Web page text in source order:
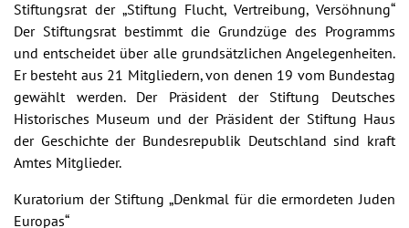
Stiftungsrat der „Stiftung Flucht, Vertreibung, Versöhnung“
Der Stiftungsrat bestimmt die Grundzüge des Programms
und entscheidet über alle grundsätzlichen Angelegenheiten.
Er besteht aus 21 Mitgliedern, von denen 19 vom Bundestag
gewählt werden. Der Präsident der Stiftung Deutsches
Historisches Museum und der Präsident der Stiftung Haus
der Geschichte der Bundesrepublik Deutschland sind kraft
Amtes Mitglieder.
Kuratorium der Stiftung „Denkmal für die ermordeten Juden
Europas“